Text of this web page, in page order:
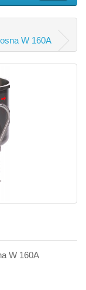
W 160A
W 160A